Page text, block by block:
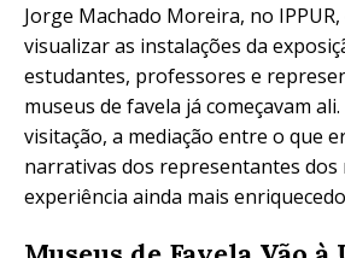
Jorge Machado Moreira, no
visualizar as instalações da
estudantes, professores e
museus de favela já começavam
visitação, a mediação entre o que
narrativas dos representantes dos
experiência ainda mais